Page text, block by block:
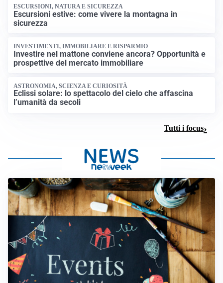
ESCURSIONI, NATURA E SICUREZZA
Escursioni estive: come vivere la montagna in
sicurezza
INVESTIMENTI, IMMOBILIARE E RISPARMIO
Investire nel mattone conviene ancora? Opportunità e
prospettive del mercato immobiliare
ASTRONOMIA, SCIENZA E CURIOSITÀ
Eclissi solare: lo spettacolo del cielo che affascina
l’umanità da secoli
Tutti i focus